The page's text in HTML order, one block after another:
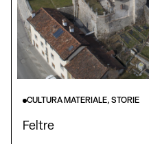
CULTURA MATERIALE, STORIE
Feltre